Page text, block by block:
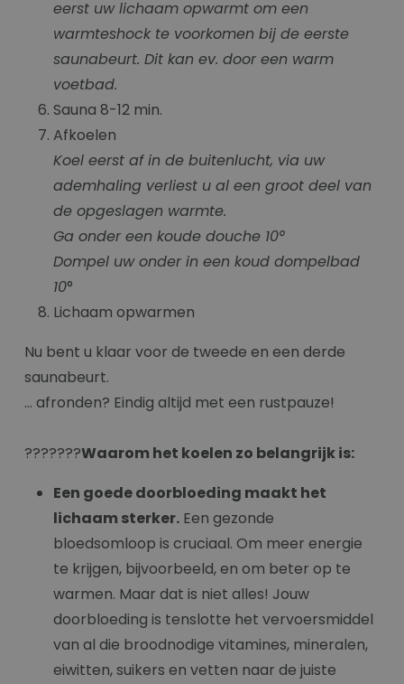
eerst uw lichaam opwarmt om een
warmteshock te voorkomen bij de eerste
saunabeurt. Dit kan ev. door een warm
voetbad.
Sauna 8-12 min.
Afkoelen
Koel eerst af in de buitenlucht, via uw
ademhaling verliest u al een groot deel van
de opgeslagen warmte.
Ga onder een koude douche 10°
Dompel uw onder in een koud dompelbad
10°
Lichaam opwarmen
Nu bent u klaar voor de tweede en een derde
saunabeurt.
… afronden? Eindig altijd met een rustpauze!
???????Waarom het koelen zo belangrijk is:
Een goede doorbloeding maakt het
lichaam sterker. Een gezonde
bloedsomloop is cruciaal. Om meer energie
te krijgen, bijvoorbeeld, en om beter op te
warmen. Maar dat is niet alles! Jouw
doorbloeding is tenslotte het vervoersmiddel
van al die broodnodige vitamines, mineralen,
eiwitten, suikers en vetten naar de juiste